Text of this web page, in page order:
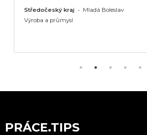
Středočeský kraj • Mladá Boleslav
Výroba a průmysl
PRÁCE.TIPS